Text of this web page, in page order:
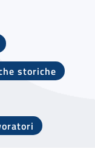
storiche